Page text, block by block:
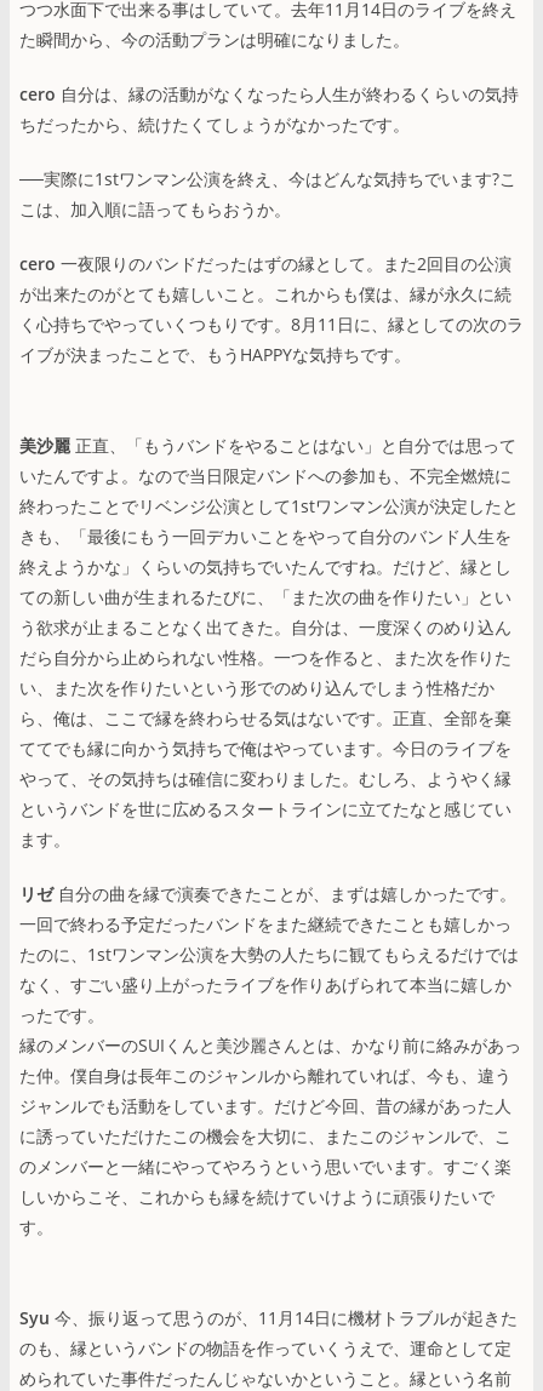
つつ水面下で出来る事はしていて。去年11月14日のライブを終え
た瞬間から、今の活動プランは明確になりました。
cero 自分は、縁の活動がなくなったら人生が終わるくらいの気持
ちだったから、続けたくてしょうがなかったです。
──実際に1stワンマン公演を終え、今はどんな気持ちでいます?こ
こは、加入順に語ってもらおうか。
cero 一夜限りのバンドだったはずの縁として。また2回目の公演
が出来たのがとても嬉しいこと。これからも僕は、縁が永久に続
く心持ちでやっていくつもりです。8月11日に、縁としての次のラ
イブが決まったことで、もうHAPPYな気持ちです。
美沙麗 正直、「もうバンドをやることはない」と自分では思って
いたんですよ。なので当日限定バンドへの参加も、不完全燃焼に
終わったことでリベンジ公演として1stワンマン公演が決定したと
きも、「最後にもう一回デカいことをやって自分のバンド人生を
終えようかな」くらいの気持ちでいたんですね。だけど、縁とし
ての新しい曲が生まれるたびに、「また次の曲を作りたい」とい
う欲求が止まることなく出てきた。自分は、一度深くのめり込ん
だら自分から止められない性格。一つを作ると、また次を作りた
い、また次を作りたいという形でのめり込んでしまう性格だか
ら、俺は、ここで縁を終わらせる気はないです。正直、全部を棄
ててでも縁に向かう気持ちで俺はやっています。今日のライブを
やって、その気持ちは確信に変わりました。むしろ、ようやく縁
というバンドを世に広めるスタートラインに立てたなと感じてい
ます。
リゼ自分の曲を縁で演奏できたことが、まずは嬉しかったです。
一回で終わる予定だったバンドをまた継続できたことも嬉しかっ
たのに、1stワンマン公演を大勢の人たちに観てもらえるだけでは
なく、すごい盛り上がったライブを作りあげられて本当に嬉しか
ったです。
縁のメンバーのSUIくんと美沙麗さんとは、かなり前に絡みがあっ
た仲。僕自身は長年このジャンルから離れていれば、今も、違う
ジャンルでも活動をしています。だけど今回、昔の縁があった人
に誘っていただけたこの機会を大切に、またこのジャンルで、こ
のメンバーと一緒にやってやろうという思いでいます。すごく楽
しいからこそ、これからも縁を続けていけように頑張りたいで
す。
Syu 今、振り返って思うのが、11月14日に機材トラブルが起きた
のも、縁というバンドの物語を作っていくうえで、運命として定
められていた事件だったんじゃないかということ。縁という名前